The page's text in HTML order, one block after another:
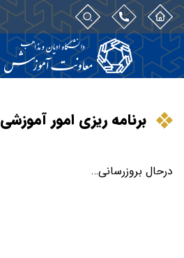
برنامه ریزی امور آموزشی
درحال بروزرسانی…